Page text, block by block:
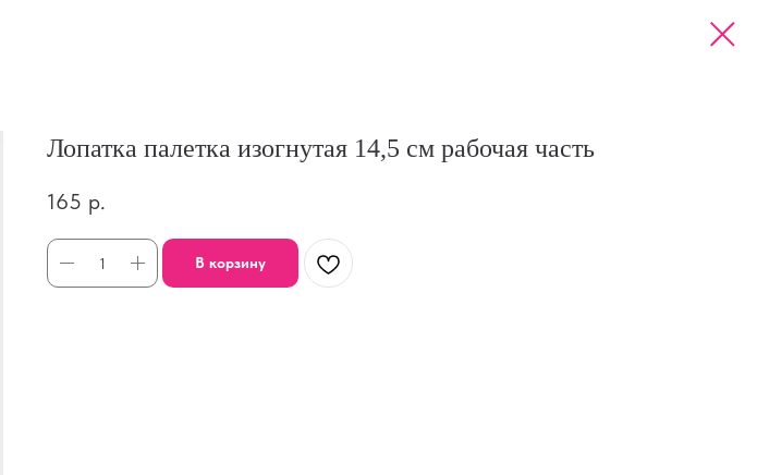
Лопатка палетка изогнутая 14,5 см рабочая часть
165 р.
В корзину